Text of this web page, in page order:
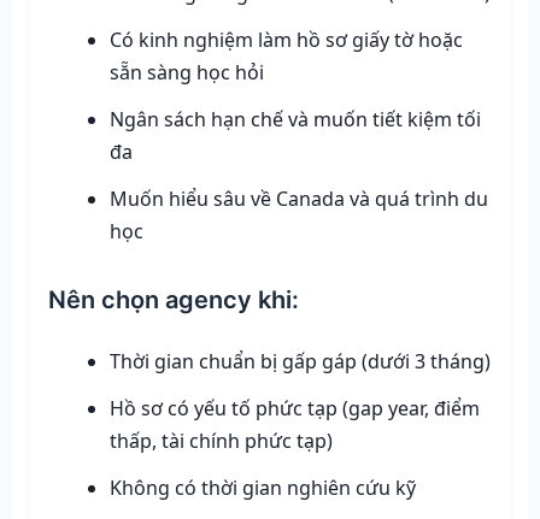
Có kinh nghiệm làm hồ sơ giấy tờ hoặc
sẵn sàng học hỏi
Ngân sách hạn chế và muốn tiết kiệm tối
đa
Muốn hiểu sâu về Canada và quá trình du
học
Nên chọn agency khi:
Thời gian chuẩn bị gấp gáp (dưới 3 tháng)
Hồ sơ có yếu tố phức tạp (gap year, điểm
thấp, tài chính phức tạp)
Không có thời gian nghiên cứu kỹ